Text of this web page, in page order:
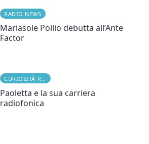
RADIO NEWS
Mariasole Pollio debutta all’Ante
Factor
CURIOSITÀ RADIOFONICHE
Paoletta e la sua carriera
radiofonica